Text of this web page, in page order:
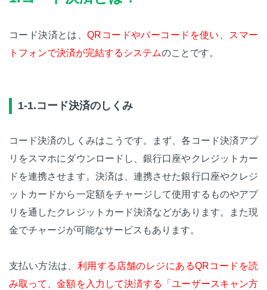
コード決済とは、QRコードやバーコードを使い、スマー
トフォンで決済が完結するシステムのことです。
1-1.コード決済のしくみ
コード決済のしくみはこうです。まず、各コード決済アプ
リをスマホにダウンロードし、銀行口座やクレジットカー
ドを連携させます。決済は、連携させた銀行口座やクレジ
ットカードから一定額をチャージして使用するものやアプ
リを通したクレジットカード決済などがあります。また現
金でチャージが可能なサービスもあります。
支払い方法は、 利用する店舗のレジにあるQRコードを読
み取って、金額を入力して決済する「ユーザースキャン方